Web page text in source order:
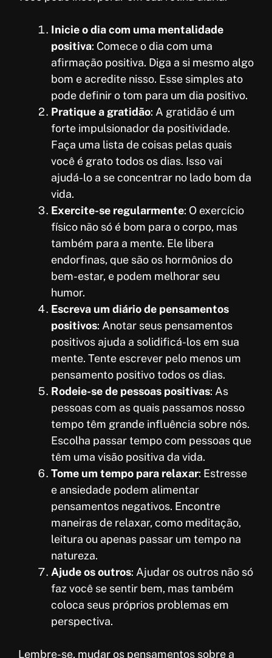
Inicie o dia com uma mentalidade
positiva: Comece o dia com uma
afirmação positiva. Diga a si mesmo algo
bom e acredite nisso. Esse simples ato
pode definir o tom para um dia positivo.
Pratique a gratidão: A gratidão é um
forte impulsionador da positividade.
Faça uma lista de coisas pelas quais
você é grato todos os dias. Isso vai
ajudá-lo a se concentrar no lado bom da
vida.
Exercite-se regularmente: O exercício
físico não só é bom para o corpo, mas
também para a mente. Ele libera
endorfinas, que são os hormônios do
bem-estar, e podem melhorar seu
humor.
Escreva um diário de pensamentos
positivos: Anotar seus pensamentos
positivos ajuda a solidificá-los em sua
mente. Tente escrever pelo menos um
pensamento positivo todos os dias.
Rodeie-se de pessoas positivas: As
pessoas com as quais passamos nosso
tempo têm grande influência sobre nós.
Escolha passar tempo com pessoas que
têm uma visão positiva da vida.
Tome um tempo para relaxar: Estresse
e ansiedade podem alimentar
pensamentos negativos. Encontre
maneiras de relaxar, como meditação,
leitura ou apenas passar um tempo na
natureza.
Ajude os outros: Ajudar os outros não só
faz você se sentir bem, mas também
coloca seus próprios problemas em
perspectiva.
Lembre-se, mudar os pensamentos sobre a